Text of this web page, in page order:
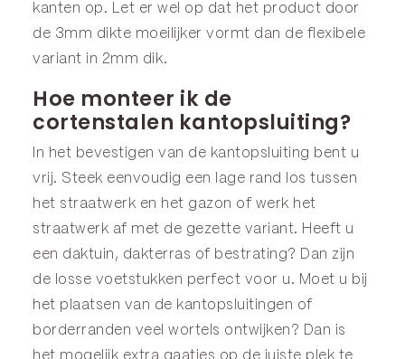
kanten op. Let er wel op dat het product door
de 3mm dikte moeilijker vormt dan de flexibele
variant in 2mm dik.
Hoe monteer ik de
cortenstalen kantopsluiting?
In het bevestigen van de kantopsluiting bent u
vrij. Steek eenvoudig een lage rand los tussen
het straatwerk en het gazon of werk het
straatwerk af met de gezette variant. Heeft u
een daktuin, dakterras of bestrating? Dan zijn
de losse voetstukken perfect voor u. Moet u bij
het plaatsen van de kantopsluitingen of
borderranden veel wortels ontwijken? Dan is
het mogelijk extra gaatjes op de juiste plek te